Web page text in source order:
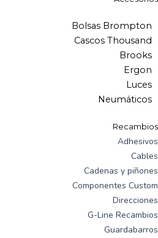
Bolsas Brompton
Cascos Thousand
Brooks
Ergon
Luces
Neumáticos
Recambios
Adhesivos
Cables
Cadenas y piñones
Componentes Custom
Direcciones
G-Line Recambios
Guardabarros